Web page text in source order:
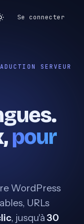
Se connecter
SERVEUR
pour
WordPress
URLs
, jusqu'à 30